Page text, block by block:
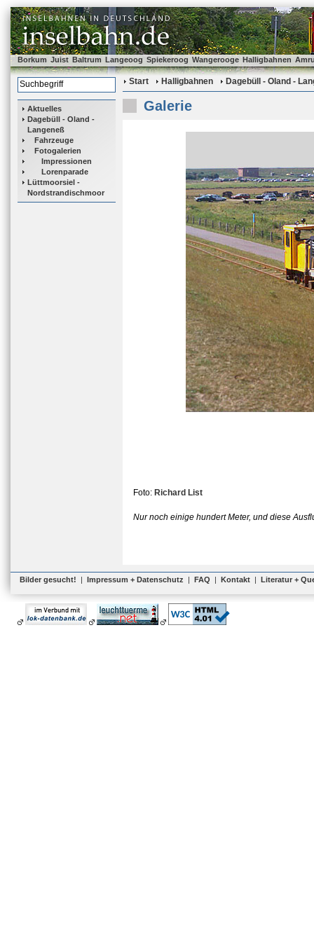
Borkum Juist Baltrum Langeoog Spiekeroog Wangerooge Halligbahnen
Aktuelles
Dagebüll - Oland -
Langeneß
Fahrzeuge
Fotogalerien
Impressionen
Lorenparade
Lüttmoorsiel -
Nordstrandischmoor
Start Halligbahnen Dagebüll - Oland -
Galerie
Foto: Richard List
Nur noch einige hundert Meter, und diese
Bilder gesucht! | Impressum + Datenschutz | FAQ | Kontakt | Literatur +